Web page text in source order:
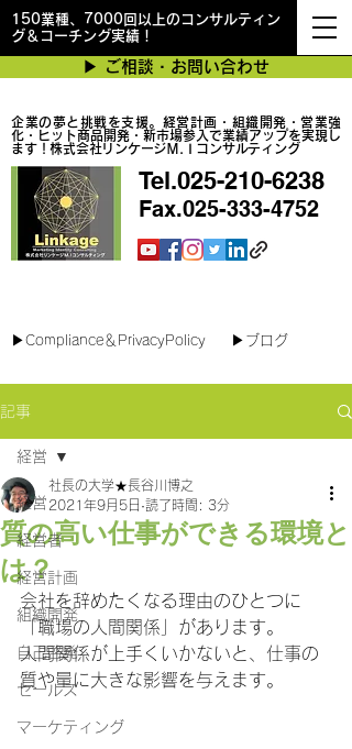
150業種、7000回以上のコンサルティン
グ＆コーチング実績！
企業の夢と挑戦を支援。経営計画・組織開発・営業強
化・ヒット商品開発・新市場参入で業績アップを実現し
ます！株式会社リンケージＭ.Ｉコンサルティング
▶︎ ご相談・お問い合わせ
Tel.025-210-6238
Fax.025-333-4752
▶︎Compliance＆PrivacyPolicy ▶︎ブログ
記事
経営
経営者
経営計画
組織開発
自己啓発
セールス
マーケティング
経営
質の高い仕事ができる環境と
は？
社長の大学★長谷川博之
2021年9月5日 読了時間: 3分
会社を辞めたくなる理由のひとつに
「職場の人間関係」があります。
人間関係が上手くいかないと、仕事の
質や量に大きな影響を与えます。